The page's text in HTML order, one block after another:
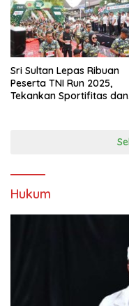
Sri Sultan Lepas Ribuan
Peserta TNI Run 2025,
Tekankan Sportifitas dan
Hukum